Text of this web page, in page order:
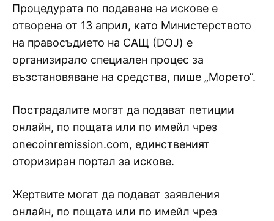
Процедурата по подаване на искове е
отворена от 13 април, като Министерството
на правосъдието на САЩ (DOJ) е
организирало специален процес за
възстановяване на средства, пише „Морето“.
Пострадалите могат да подават петиции
онлайн, по пощата или по имейл чрез
onecoinremission.com, единственият
оторизиран портал за искове.
Жертвите могат да подават заявления
онлайн, по пощата или по имейл чрез